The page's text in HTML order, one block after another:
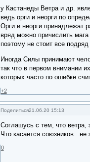
у Кастанеды Ветра и др.
ведь орги и неорги по
Орги и неорги принадлежат
вряд можно причислить
поэтому не стоит все
Иногда Силы принимают
так что в первом внимании
которых часто по ошибке
+2
Поделиться21.06.20 15:13
Соглашусь с тем, что ветра,
Что касается союзников...не
0